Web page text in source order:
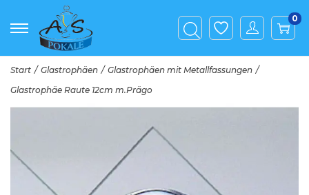
0
Start / Glastrophäen / Glastrophäen mit Metallfassungen /
Glastrophäe Raute 12cm m.Prägo